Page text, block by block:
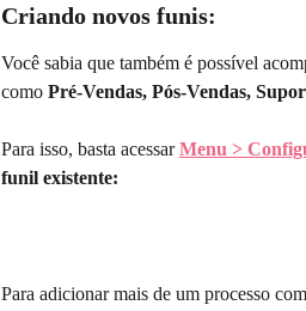
Criando novos funis:
Você sabia que também é possível
como Pré-Vendas, Pós-Vendas,
Para isso, basta acessar Menu >
funil existente:
Para adicionar mais de um processo